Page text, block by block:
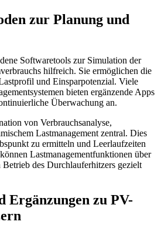
zur Planung und
Softwaretools zur Simulation der
hilfreich. Sie ermöglichen die
und Einsparpotenzial. Viele
bieten ergänzende Apps
Überwachung an.
von Verbrauchsanalyse,
Lastmanagement zentral. Dies
zu ermitteln und Leerlaufzeiten
Lastmanagementfunktionen über
Betrieb des Durchlauferhitzers gezielt
Ergänzungen zu PV-